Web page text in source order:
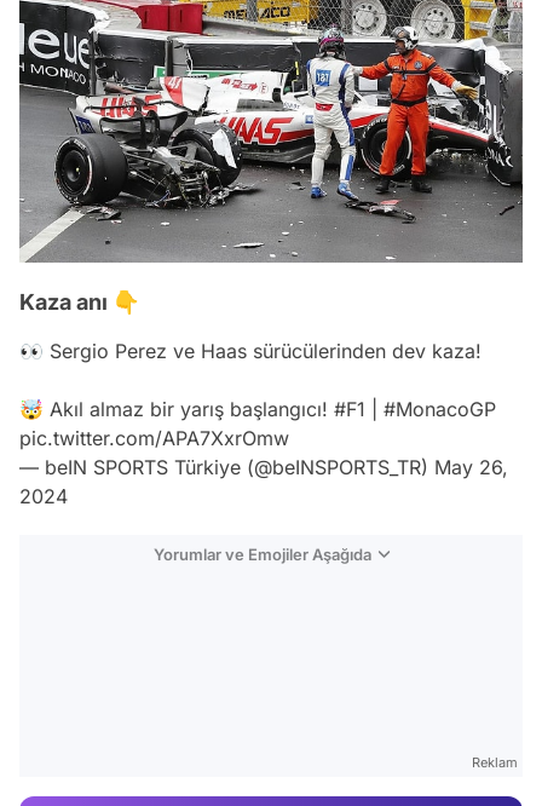
Kaza anı 👇
👀 Sergio Perez ve Haas sürücülerinden dev kaza!
🤯 Akıl almaz bir yarış başlangıcı! #F1
#MonacoGP
pic.twitter.com/APA7XxrOmw
— beIN SPORTS Türkiye (@beINSPORTS_TR) May 26,
2024
Yorumlar ve Emojiler Aşağıda
Reklam